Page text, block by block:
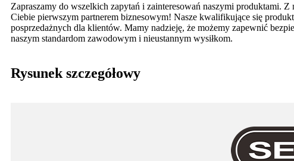
Zapraszamy do wszelkich zapytań i zainteresowań naszymi produktami.
Ciebie pierwszym partnerem biznesowym! Nasze kwalifikujące się
posprzedażnych dla klientów. Mamy nadzieję, że możemy zapewnić
naszym standardom zawodowym i nieustannym wysiłkom.
Rysunek szczegółowy